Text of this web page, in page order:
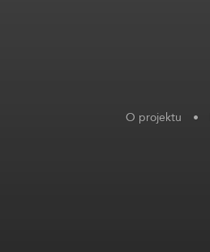
O projektu •